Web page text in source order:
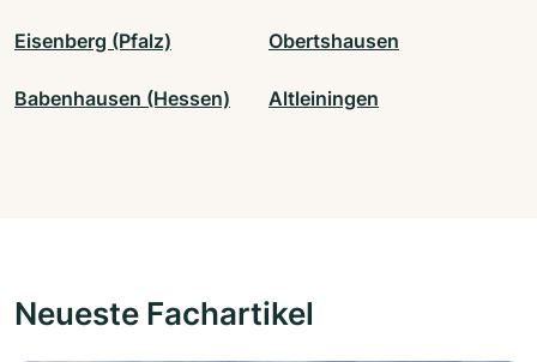
Eisenberg (Pfalz) Obertshausen
Babenhausen (Hessen) Altleiningen
Neueste Fachartikel